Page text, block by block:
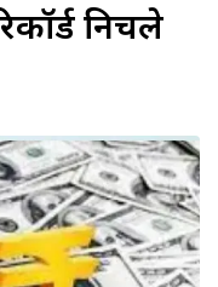
निचले